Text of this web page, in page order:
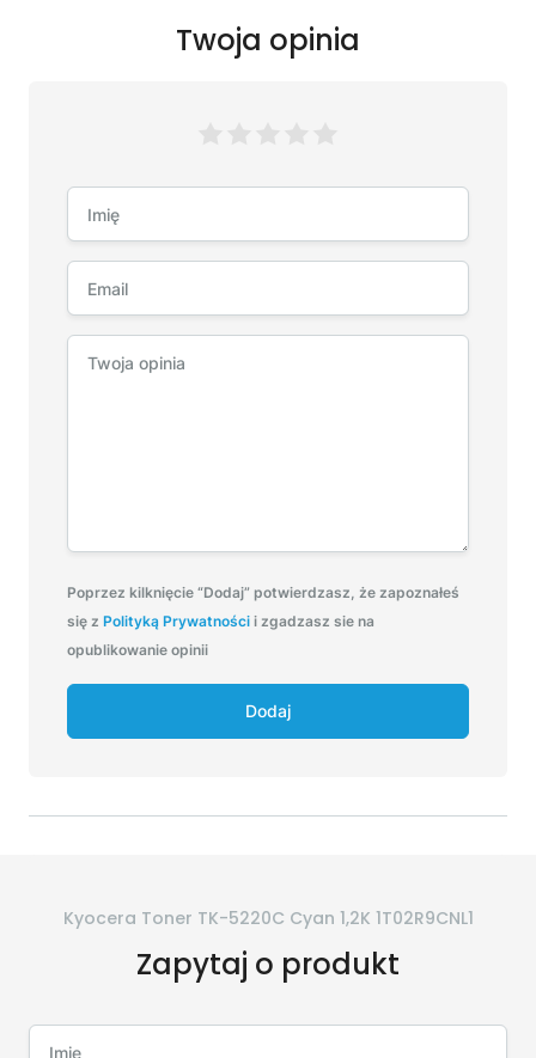
Twoja opinia
Poprzez kilknięcie “Dodaj” potwierdzasz, że zapoznałeś
się z Polityką Prywatności i zgadzasz sie na
opublikowanie opinii
Dodaj
Kyocera Toner TK-5220C Cyan 1,2K 1T02R9CNL1
Zapytaj o produkt